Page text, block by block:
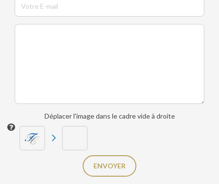
Déplacer l'image dans le cadre vide à droite
ENVOYER